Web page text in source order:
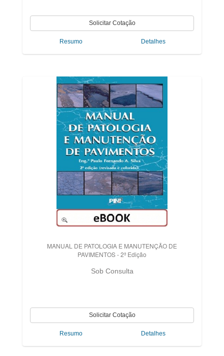
Resumo Detalhes
MANUAL DE PATOLOGIA E MANUTENÇÃO DE
PAVIMENTOS - 2ª Edição
Sob Consulta
Resumo Detalhes